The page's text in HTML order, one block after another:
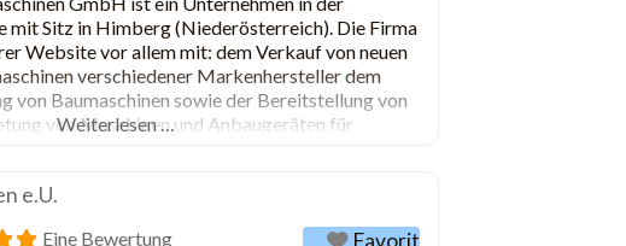
mit Sitz in Himberg (Niederösterreich). Die Firma
Website vor allem mit: dem Verkauf von neuen
verschiedener Markenhersteller dem
von Baumaschinen sowie der Bereitstellung von
von Maschinen und Anbaugeräten für
Weiterlesen …
e.U.
Eine Bewertung Favorit